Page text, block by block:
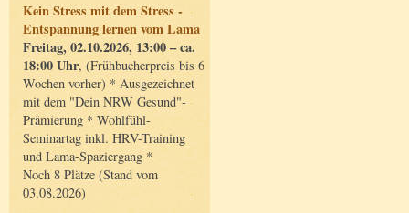
Kein Stress mit dem Stress -
Entspannung lernen vom Lama
Freitag, 02.10.2026, 13:00 – ca.
18:00 Uhr, (Frühbucherpreis bis 6
Wochen vorher) * Ausgezeichnet
mit dem "Dein NRW Gesund"-
Prämierung * Wohlfühl-
Seminartag inkl. HRV-Training
und Lama-Spaziergang *
Noch 8 Plätze (Stand vom
03.08.2026)